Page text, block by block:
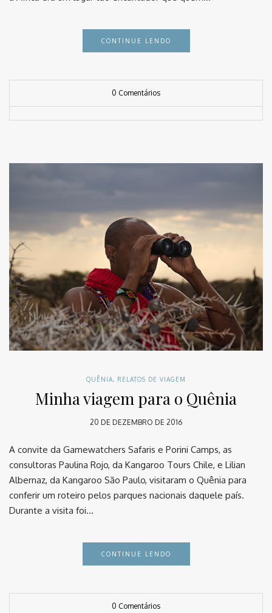
CONTINUE LENDO
0 Comentários
QUÊNIA, RELATOS DE VIAGEM
Minha viagem para o Quênia
20 DE DEZEMBRO DE 2016
A convite da Gamewatchers Safaris e Porini Camps, as
consultoras Paulina Rojo, da Kangaroo Tours Chile, e Lilian
Albernaz, da Kangaroo São Paulo, visitaram o Quênia para
conferir um roteiro pelos parques nacionais daquele país.
Durante a visita foi…
CONTINUE LENDO
0 Comentários